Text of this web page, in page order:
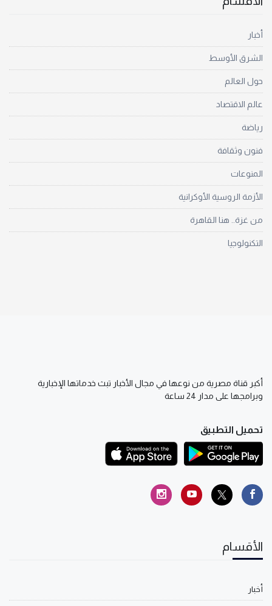
أخبار
الشرق الأوسط
حول العالم
عالم الاقتصاد
رياضة
فنون وثقافة
المنوعات
الأزمة الروسية الأوكرانية
من غزة.. هنا القاهرة
التكنولوجيا
أكبر قناة مصرية من نوعها في مجال الأخبار تبث خدماتها الإخبارية
وبرامجها على مدار 24 ساعة
تحميل التطبيق
الأقسام
أخبار